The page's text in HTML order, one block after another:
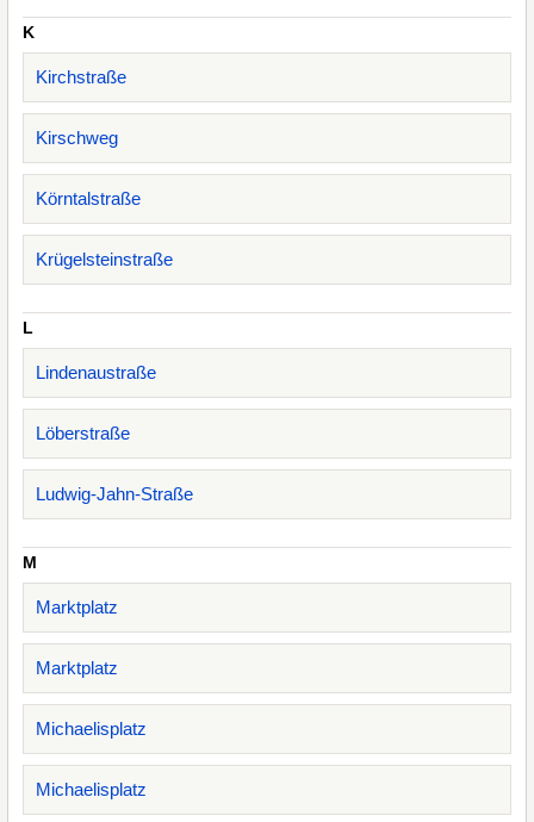
K
Kirchstraße
Kirschweg
Körntalstraße
Krügelsteinstraße
L
Lindenaustraße
Löberstraße
Ludwig-Jahn-Straße
M
Marktplatz
Marktplatz
Michaelisplatz
Michaelisplatz